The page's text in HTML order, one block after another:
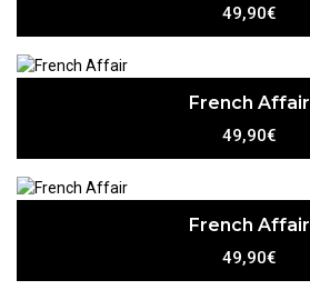
49,90€
French Affair
49,90€
French Affair
49,90€